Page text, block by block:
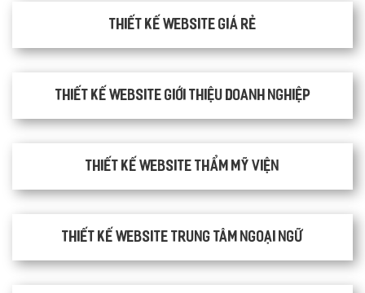
Thiết kế website giá rẻ
Thiết kế website giới thiệu doanh nghiệp
Thiết kế website thẩm mỹ viện
Thiết kế website trung tâm ngoại ngữ